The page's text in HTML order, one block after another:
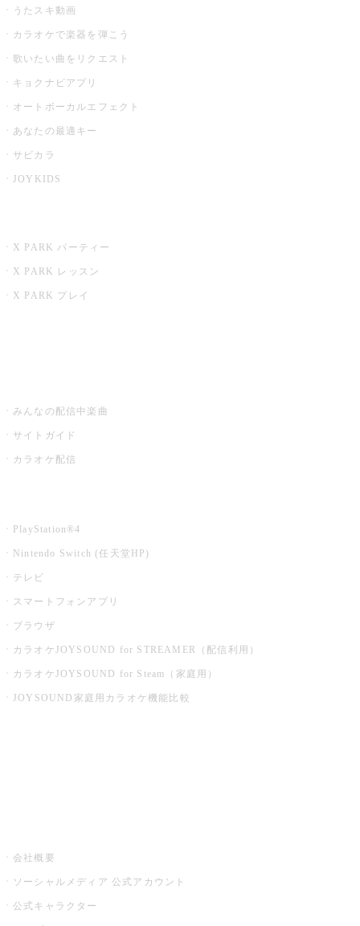
うたスキ動画
カラオケで楽器を弾こう
歌いたい曲をリクエスト
キョクナビアプリ
オートボーカルエフェクト
あなたの最適キー
サビカラ
JOYKIDS
X PARK パーティー
X PARK レッスン
X PARK プレイ
みんなの配信中楽曲
サイトガイド
カラオケ配信
PlayStation®4
Nintendo Switch (任天堂HP)
テレビ
スマートフォンアプリ
ブラウザ
カラオケJOYSOUND for STREAMER（配信利用）
カラオケJOYSOUND for Steam（家庭用）
JOYSOUND家庭用カラオケ機能比較
会社概要
ソーシャルメディア 公式アカウント
公式キャラクター